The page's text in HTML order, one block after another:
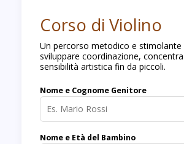
Corso di Violino
Un percorso metodico e stimolante
sviluppare coordinazione,
sensibilità artistica fin da piccoli.
Nome e Cognome Genitore
Nome e Età del Bambino